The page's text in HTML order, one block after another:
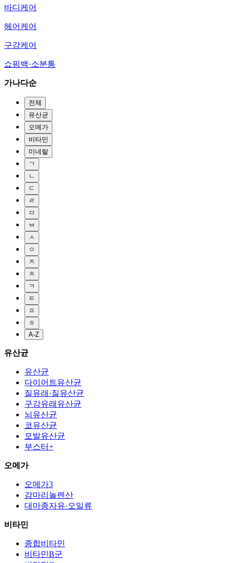
바디케어
헤어케어
구강케어
쇼핑백·소분통
가나다순
전체
유산균
오메가
비타민
미네랄
ㄱ
ㄴ
ㄷ
ㄹ
ㅁ
ㅂ
ㅅ
ㅇ
ㅈ
ㅊ
ㅋ
ㅌ
ㅍ
ㅎ
A-Z
유산균
유산균
다이어트유산균
질유래·질유산균
구강유래유산균
뇌유산균
코유산균
모발유산균
부스터+
오메가
오메가3
감마리놀렌산
대마종자유·오일류
비타민
종합비타민
비타민B군